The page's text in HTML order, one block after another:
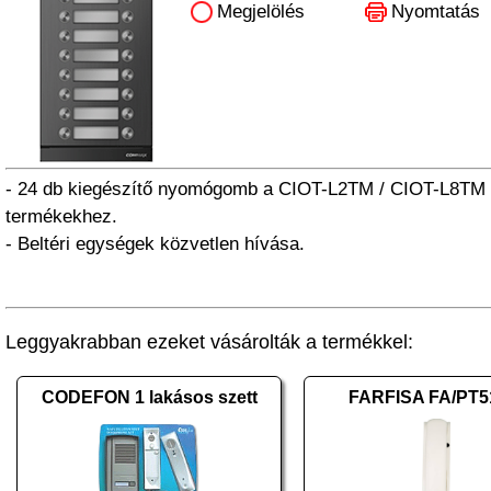
Megjelölés Nyomtatás
- 24 db kiegészítő nyomógomb a CIOT-L2TM / CIOT-L8TM
termékekhez.
- Beltéri egységek közvetlen hívása.
Leggyakrabban ezeket vásárolták a termékkel:
CODEFON 1 lakásos szett FARFISA FA/